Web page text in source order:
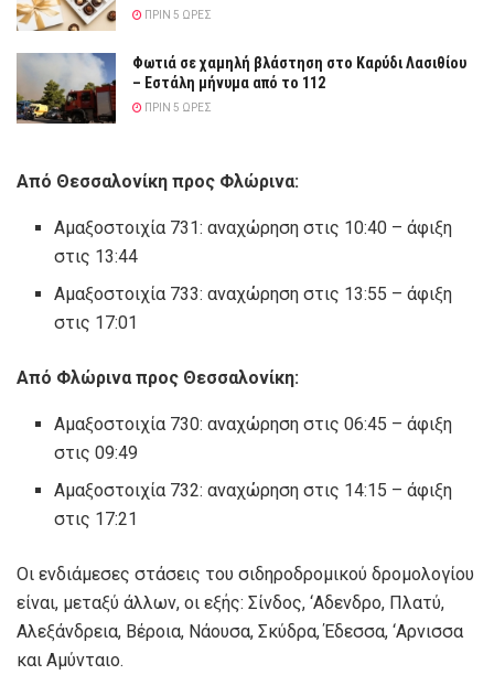
ΠΡΙΝ 5 ΏΡΕΣ
Φωτιά σε χαμηλή βλάστηση στο Καρύδι Λασιθίου
– Εστάλη μήνυμα από το 112
ΠΡΙΝ 5 ΏΡΕΣ
Από Θεσσαλονίκη προς Φλώρινα:
Αμαξοστοιχία 731: αναχώρηση στις 10:40 – άφιξη
στις 13:44
Αμαξοστοιχία 733: αναχώρηση στις 13:55 – άφιξη
στις 17:01
Από Φλώρινα προς Θεσσαλονίκη:
Αμαξοστοιχία 730: αναχώρηση στις 06:45 – άφιξη
στις 09:49
Αμαξοστοιχία 732: αναχώρηση στις 14:15 – άφιξη
στις 17:21
Οι ενδιάμεσες στάσεις του σιδηροδρομικού δρομολογίου
είναι, μεταξύ άλλων, οι εξής: Σίνδος, ‘Αδενδρο, Πλατύ,
Αλεξάνδρεια, Βέροια, Νάουσα, Σκύδρα, Έδεσσα, ‘Αρνισσα
και Αμύνταιο.